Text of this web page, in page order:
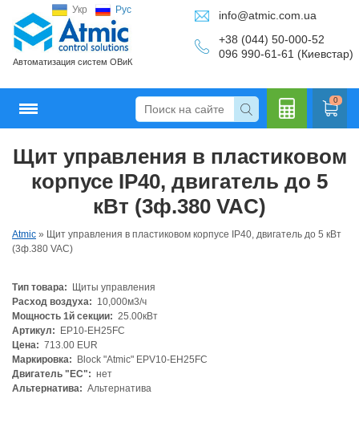
Укр Рус
Автоматизация систем ОВиК
info@atmic.com.ua
+38 (044) 50-000-52
096 990-61-61 (Киевстар)
0
Щит управления в пластиковом
корпусе IP40, двигатель до 5
кВт (3ф.380 VAC)
Atmic » Щит управления в пластиковом корпусе IP40, двигатель до 5 кВт
(3ф.380 VAC)
Тип товара:
Щиты управления
Расход воздуха: 10,000м3/ч
Мощность 1й секции: 25.00кВт
Артикул:
EP10-EH25FC
Цена: 713.00 EUR
Маркировка:
Block "Atmic" EPV10-EH25FC
Двигатель "ЕС": нет
Альтернатива: Альтернатива